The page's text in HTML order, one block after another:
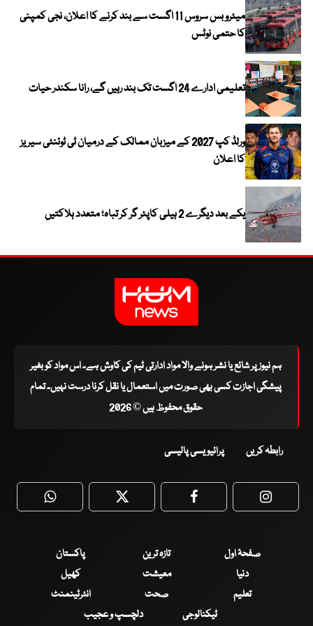
میٹرو بس سروس 11 اگست سے بند کرنے کا اعلان، نجی کمپنی
کا حتمی نوٹس
تعلیمی ادارے 24 اگست تک بند رہیں گے، رانا سکندر حیات
ورلڈ کپ 2027 کے میزبان ممالک کے درمیان ٹی ٹوئنٹی سیریز
کا اعلان
یکے بعد دیگرے 2 ہیلی کاپٹر گر کر تباہ؛ متعدد ہلاکتیں
ہم نیوز پر شائع یا نشر ہونے والا مواد ادارتی ٹیم کی کاوش ہے۔ اس مواد کو بغیر
پیشگی اجازت کسی بھی صورت میں استعمال یا نقل کرنا درست نہیں۔ تمام
حقوق محفوظ ہیں © 2026
رابطہ کریں پرائیویسی پالیسی
WhatsApp Twitter Facebook
صفحۂ اول تازہ ترین
پاکستان
دنیا
معیشت
کھیل
تعلیم
صحت
انٹرٹینمنٹ
ٹیکنالوجی
دلچسپ و عجیب